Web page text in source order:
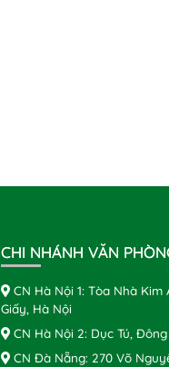
CHI NHÁNH VĂN
CN Hà Nội 1: Tòa Nhà Kim
Giấy, Hà Nội
CN Hà Nội 2: Dục Tú,
CN Đà Nẵng: 270 Võ